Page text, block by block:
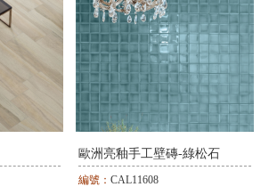
歐洲亮釉手工壁磚-綠松石
編號： CAL11608